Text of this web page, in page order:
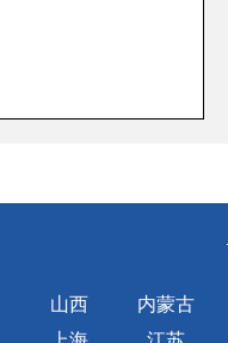
山西
内蒙古